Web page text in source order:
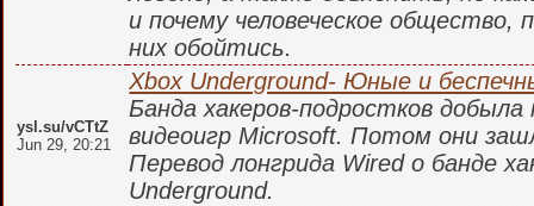
и почему человеческое общество,
них обойтись.
ysl.su/vCTtZ
Jun 29, 20:21
Xbox Underground- Юные и
Банда хакеров-подростков
видеоигр Microsoft. Потом они
Перевод лонгрида Wired о банде
Underground.